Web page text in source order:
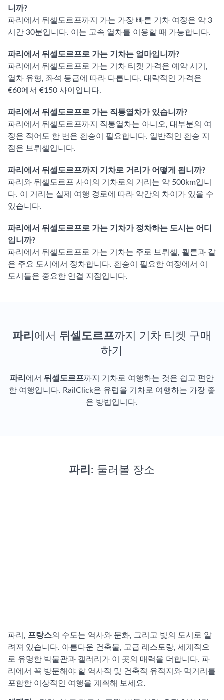
니까?
파리에서 뒤셀도르프까지 가는 가장 빠른 기차 여정은 약 3
시간 30분입니다. 이는 고속 열차를 이용할 때 가능합니다.
파리에서 뒤셀도르프로 가는 기차는 얼마입니까?
파리에서 뒤셀도르프로 가는 기차 티켓 가격은 예약 시기,
열차 유형, 좌석 등급에 따라 다릅니다. 대략적인 가격은
€60에서 €150 사이입니다.
파리에서 뒤셀도르프로 가는 직통열차가 있습니까?
파리에서 뒤셀도르프까지 직통열차는 아니오, 대부분의 여
정은 적어도 한 번은 환승이 필요합니다. 일반적인 환승 지
점은 브뤼셀입니다.
파리에서 뒤셀도르프까지 기차로 거리가 어떻게 됩니까?
파리와 뒤셀도르프 사이의 기차로의 거리는 약 500km입니
다. 이 거리는 실제 여행 경로에 따라 약간의 차이가 있을 수
있습니다.
파리에서 뒤셀도르프로 가는 기차가 정차하는 도시는 어디
입니까?
파리에서 뒤셀도르프로 가는 기차는 주로 브뤼셀, 쾰른과 같
은 주요 도시에서 정차합니다. 환승이 필요한 여정에서 이
도시들은 중요한 연결 지점입니다.
파리 에서 뒤셀도르프까지 기차 티켓 구매
하기
파리 에서 뒤셀도르프까지 기차로 여행하는 것은 쉽고 편안
한 여행입니다. RailClick은 유럽을 기차로 여행하는 가장 좋
은 방법입니다.
파리 : 둘러볼 장소
파리, 프랑스의 수도는 역사와 문화, 그리고 빛의 도시로 알
려져 있습니다. 아름다운 건축물, 고급 레스토랑, 세계적으
로 유명한 박물관과 갤러리가 이 곳의 매력을 더합니다. 파
리에서 꼭 방문해야 할 역사적 및 건축적 유적지와 먹거리를
포함한 이상적인 여행을 계획해 보세요.